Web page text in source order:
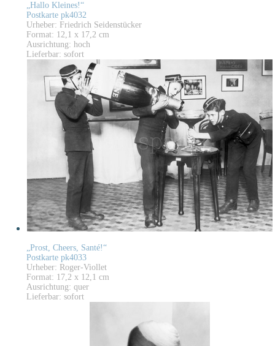
„Hallo Kleines!“
Postkarte pk4032
Urheber: Friedrich Seidenstücker
Format: 12,1 x 17,2 cm
Ausrichtung: hoch
Lieferbar: sofort
„Prost, Cheers, Santé!“
Postkarte pk4033
Urheber: Roger-Viollet
Format: 17,2 x 12,1 cm
Ausrichtung: quer
Lieferbar: sofort